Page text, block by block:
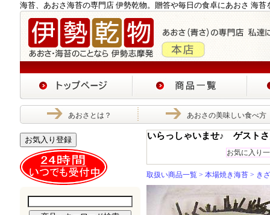
海苔、あおさ海苔の専門店 伊勢乾物。贈答や毎日の食卓にあおさ 海苔
あおさとは？ あおさの美味しい食べ方
お気入り登録 いらっしゃいませ♪ ゲスト
お気に入り
取扱い商品一覧> 本場焼き海苔> き